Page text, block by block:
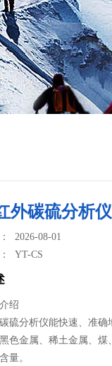
外碳硫分析仪
2026-08-01
：YT-CS
绍
硫分析仪能快速、准
色金属、稀土金属、煤
量。